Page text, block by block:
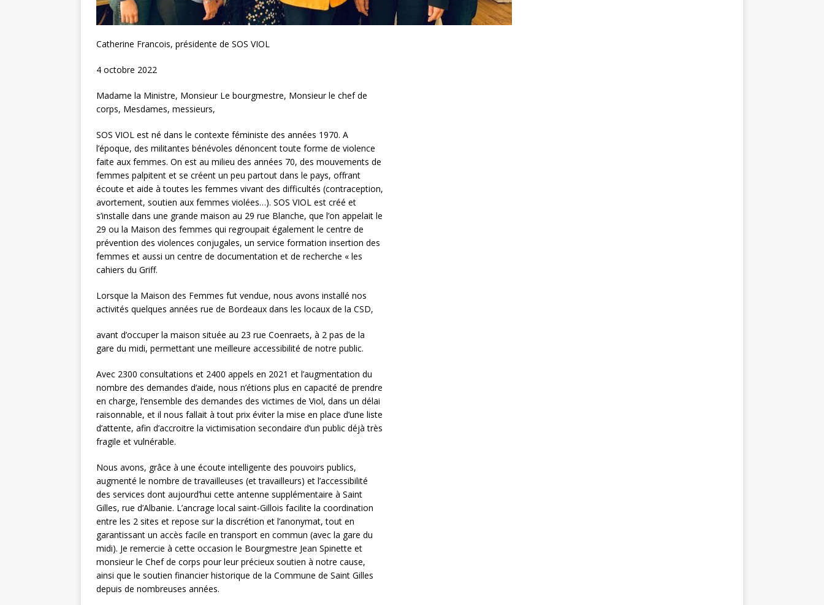
Catherine Francois, présidente de SOS VIOL
4 octobre 2022
Madame la Ministre, Monsieur Le bourgmestre, Monsieur le chef de
corps, Mesdames, messieurs,
SOS VIOL est né dans le contexte féministe des années 1970. A
l’époque, des militantes bénévoles dénoncent toute forme de violence
faite aux femmes. On est au milieu des années 70, des mouvements de
femmes palpitent et se créent un peu partout dans le pays, offrant
écoute et aide à toutes les femmes vivant des difficultés (contraception,
avortement, soutien aux femmes violées…). SOS VIOL est créé et
s’installe dans une grande maison au 29 rue Blanche, que l’on appelait le
29 ou la Maison des femmes qui regroupait également le centre de
prévention des violences conjugales, un service formation insertion des
femmes et aussi un centre de documentation et de recherche « les
cahiers du Griff.
Lorsque la Maison des Femmes fut vendue, nous avons installé nos
activités quelques années rue de Bordeaux dans les locaux de la CSD,
avant d’occuper la maison située au 23 rue Coenraets, à 2 pas de la
gare du midi, permettant une meilleure accessibilité de notre public.
Avec 2300 consultations et 2400 appels en 2021 et l’augmentation du
nombre des demandes d’aide, nous n’étions plus en capacité de prendre
en charge, l’ensemble des demandes des victimes de Viol, dans un délai
raisonnable, et il nous fallait à tout prix éviter la mise en place d’une liste
d’attente, afin d’accroitre la victimisation secondaire d’un public déjà très
fragile et vulnérable.
Nous avons, grâce à une écoute intelligente des pouvoirs publics,
augmenté le nombre de travailleuses (et travailleurs) et l’accessibilité
des services dont aujourd’hui cette antenne supplémentaire à Saint
Gilles, rue d’Albanie. L’ancrage local saint-Gillois facilite la coordination
entre les 2 sites et repose sur la discrétion et l’anonymat, tout en
garantissant un accès facile en transport en commun (avec la gare du
midi). Je remercie à cette occasion le Bourgmestre Jean Spinette et
monsieur le Chef de corps pour leur précieux soutien à notre cause,
ainsi que le soutien financier historique de la Commune de Saint Gilles
depuis de nombreuses années.